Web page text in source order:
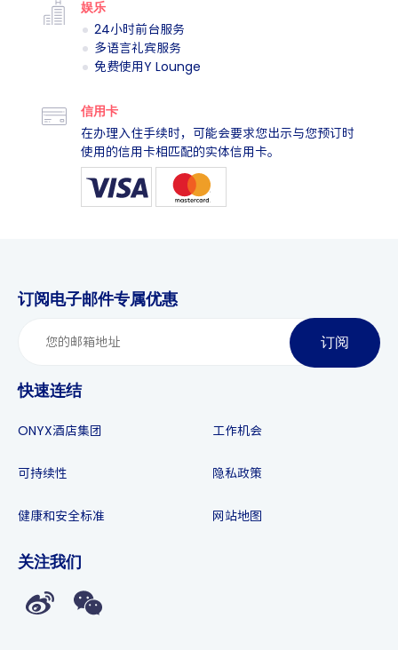
娱乐
24小时前台服务
多语言礼宾服务
免费使用Y Lounge
信用卡
在办理入住手续时，可能会要求您出示与您预订时
使用的信用卡相匹配的实体信用卡。
订阅电子邮件专属优惠
订阅
快速连结
ONYX酒店集团
可持续性
健康和安全标准
工作机会
隐私政策
网站地图
关注我们